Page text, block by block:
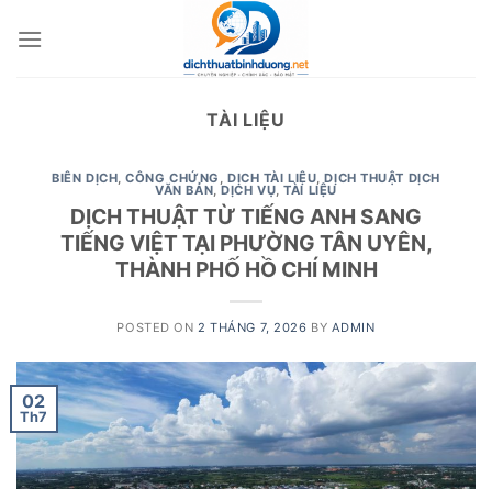
TÀI LIỆU
BIÊN DỊCH,CÔNG CHỨNG ,DỊCH TÀI LIỆU,DỊCH THUẬT DỊCH
VĂN BẢN,DỊCH VỤ,TÀI LIỆU
DỊCH THUẬT TỪ TIẾNG ANH SANG
TIẾNG VIỆT TẠI PHƯỜNG TÂN UYÊN,
THÀNH PHỐ HỒ CHÍ MINH
POSTED ON 2 THÁNG 7, 2026 BY ADMIN
02
Th7